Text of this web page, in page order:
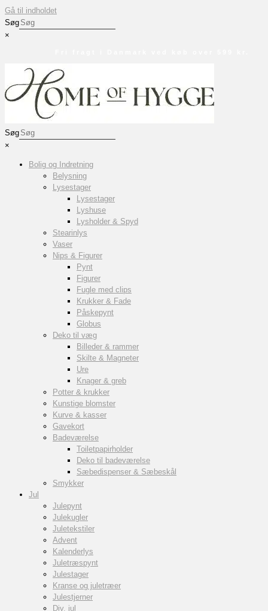
Gå til indholdet
Søg
×
Søg
×
Bolig og Indretning
Belysning
Lysestager
Lysestager
Lyshuse
Lysholder & Spyd
Stearinlys
Vaser
Nips & Figurer
Pynt
Figurer
Fugle med clips
Krukker & Fade
Påskepynt
Globus
Deko til væg
Billeder & rammer
Skilte & Magneter
Ure
Knager & greb
Potter & krukker
Kunstige blomster
Kurve & kasser
Gavekort
Badeværelse
Toiletpapirholder
Deko til badeværelse
Sæbedispenser & Sæbeskål
Smykker
Jul
Julepynt
Julekugler
Juletekstiler
Advent
Kalenderlys
Juletræspynt
Julestager
Kranse og juletræer
Julestjerner
Div. jul